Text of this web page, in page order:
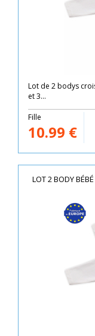
Lot de 2 bodys
et 3...
Fille
10.99 €
LOT 2 BODY